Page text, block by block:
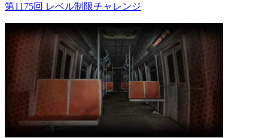
第1175回 レベル制限チャレンジ